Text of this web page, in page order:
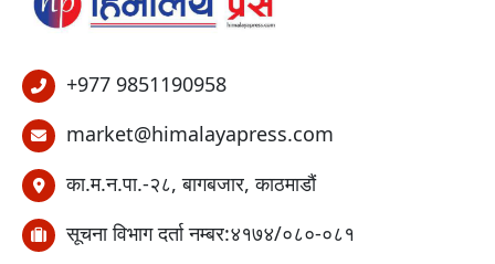
+977 9851190958
market@himalayapress.com
का.म.न.पा.-२८, बागबजार, काठमाडौं
सूचना विभाग दर्ता नम्बर:४१७४/०८०-०८१